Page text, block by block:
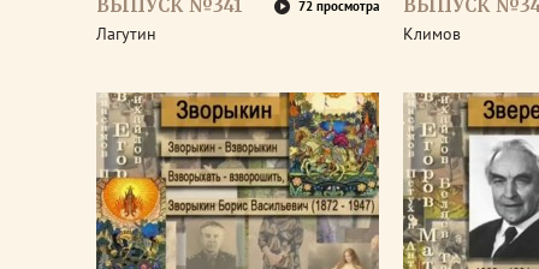
ВЫПУСК №341 72 просмотра
Лагутин
ВЫПУСК
Климов